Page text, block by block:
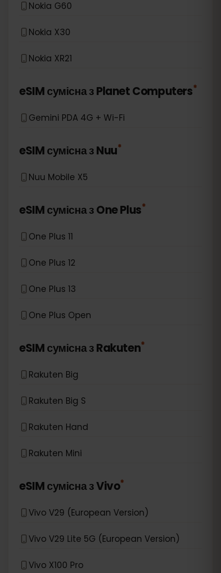
Nokia G60
Nokia X30
Nokia XR21
eSIM сумісна зPlanet Computers*
Gemini PDA 4G + Wi-Fi
eSIM сумісна зNuu*
Nuu Mobile X5
eSIM сумісна зOne Plus*
One Plus 11
One Plus 12
One Plus 13
One Plus Open
eSIM сумісна зRakuten*
Rakuten Big
Rakuten Big S
Rakuten Hand
Rakuten Mini
eSIM сумісна зVivo*
Vivo V29 (European Version)
Vivo V29 Lite 5G (European Version)
Vivo X100 Pro